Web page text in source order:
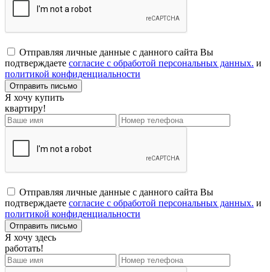
Отправляя личные данные с данного сайта Вы
подтверждаете согласие с обработой персональных данных. и
политикой конфиденциальности
Я хочу купить
квартиру!
Отправляя личные данные с данного сайта Вы
подтверждаете согласие с обработой персональных данных. и
политикой конфиденциальности
Я хочу здесь
работать!